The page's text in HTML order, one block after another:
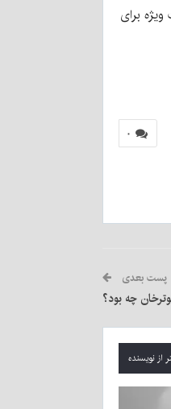
برای
۰
پست بعدی
چه بود؟
از نویسنده